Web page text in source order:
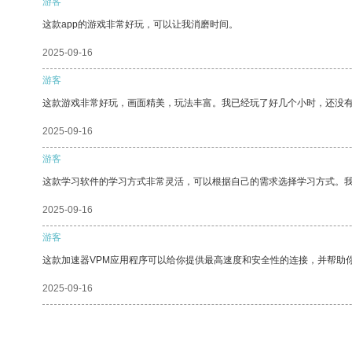
这款app的游戏非常好玩，可以让我消磨时间。
2025-09-16
游客
这款游戏非常好玩，画面精美，玩法丰富。我已经玩了好几个小时，还没
2025-09-16
游客
这款学习软件的学习方式非常灵活，可以根据自己的需求选择学习方式。
2025-09-16
游客
这款加速器VPM应用程序可以给你提供最高速度和安全性的连接，并帮助
2025-09-16